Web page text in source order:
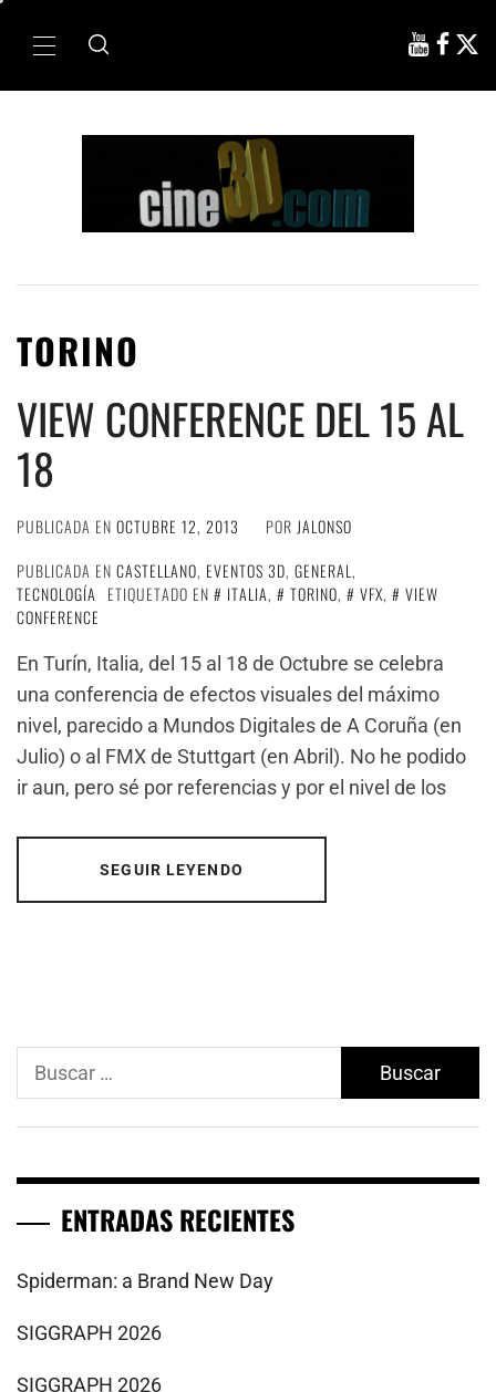
Menú
TORINO
VIEW CONFERENCE DEL 15 AL
18
PUBLICADA EN OCTUBRE 12, 2013 POR JALONSO
PUBLICADA EN CASTELLANO, EVENTOS 3D, GENERAL,
TECNOLOGÍA
ETIQUETADO EN ITALIA, TORINO, VFX,
VIEW
CONFERENCE
En Turín, Italia, del 15 al 18 de Octubre se celebra
una conferencia de efectos visuales del máximo
nivel, parecido a Mundos Digitales de A Coruña (en
Julio) o al FMX de Stuttgart (en Abril). No he podido
ir aun, pero sé por referencias y por el nivel de los
SEGUIR LEYENDO
Buscar:
ENTRADAS RECIENTES
Spiderman: a Brand New Day
SIGGRAPH 2026
SIGGRAPH 2026